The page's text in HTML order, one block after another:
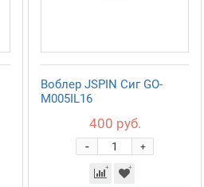
Воблер JSPIN Сиг GO-
M005IL16
400 руб.
+
-